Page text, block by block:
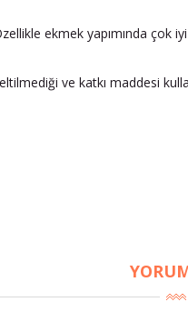
ekmek yapımında çok iyi
ve katkı maddesi